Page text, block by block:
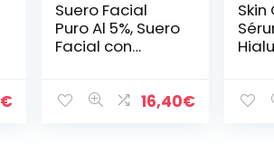
€
Suero Facial
Puro Al 5%, Suero
Facial con
ácido
16,40€
Skin